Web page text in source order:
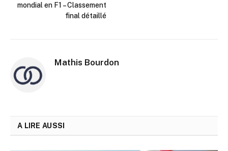
mondial en F1 – Classement
final détaillé
Mathis Bourdon
A LIRE AUSSI